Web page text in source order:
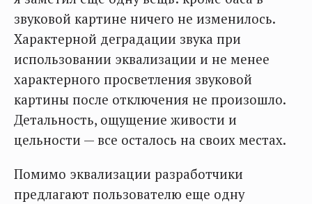
звуковой картине ничего не изменилось.
Характерной деградации звука при
использовании эквализации и не менее
характерного просветления звуковой
картины после отключения не произошло.
Детальность, ощущение живости и
цельности — все осталось на своих местах.
Помимо эквализации разработчики
предлагают пользователю еще одну